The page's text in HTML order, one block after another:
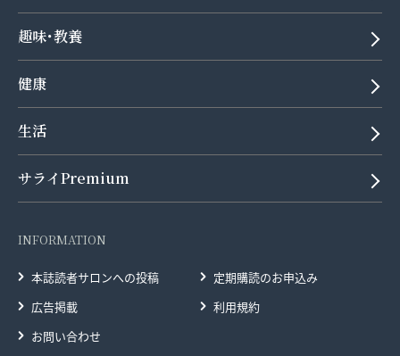
趣味･教養
健康
生活
サライPremium
INFORMATION
本誌読者サロンへの投稿
定期購読のお申込み
広告掲載
利用規約
お問い合わせ